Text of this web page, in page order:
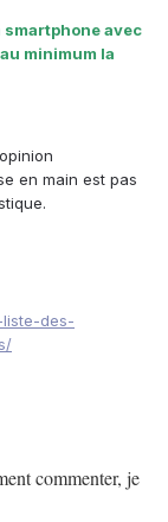
smartphone avec
minimum la
en main est pas
des-
commenter, je